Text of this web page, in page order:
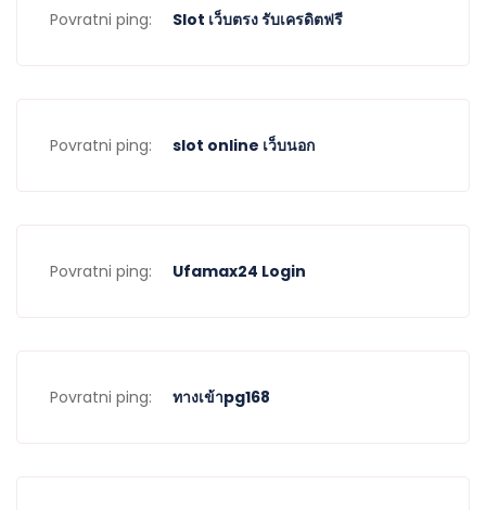
Povratni ping: Slot เว็บตรง รับเครดิตฟรี
Povratni ping: slot online เว็บนอก
Povratni ping: Ufamax24 Login
Povratni ping: ทางเข้าpg168